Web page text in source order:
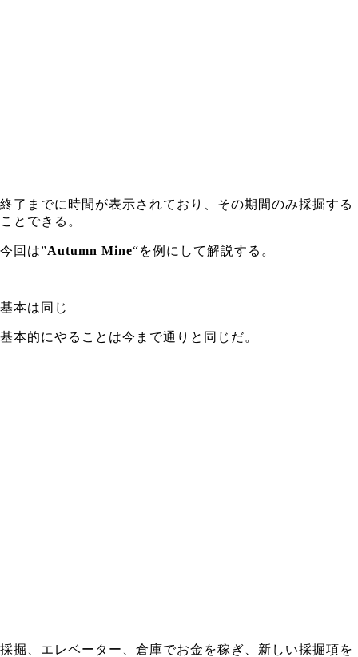
終了までに時間が表示されており、その期間のみ採掘する
ことできる。
今回は”Autumn Mine“を例にして解説する。
基本は同じ
基本的にやることは今まで通りと同じだ。
採掘、エレベーター、倉庫でお金を稼ぎ、新しい採掘項を